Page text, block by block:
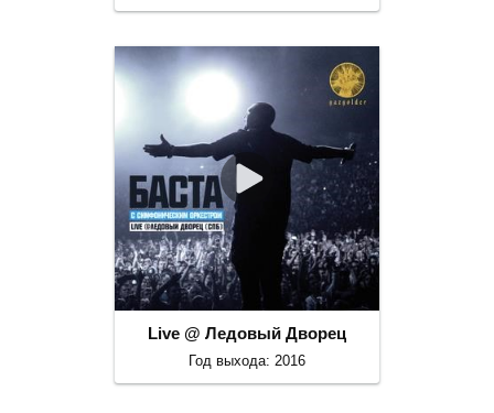
Live @ Ледовый Дворец
Год выхода: 2016